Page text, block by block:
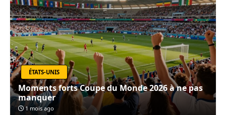
ÉTATS-UNIS
Moments forts Coupe du Monde 2026 à ne pas
manquer
1 mois ago